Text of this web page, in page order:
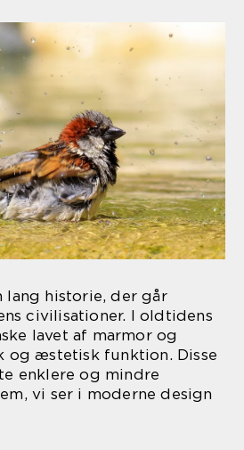
lang historie, der går
civilisationer. I oldtidens
lavet af marmor og
og æstetisk funktion. Disse
enklere og mindre
vi ser i moderne design